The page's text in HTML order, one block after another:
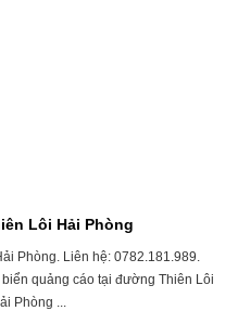
Lôi Hải Phòng
Phòng. Liên hệ: 0782.181.989.
quảng cáo tại đường Thiên Lôi
Phòng ...